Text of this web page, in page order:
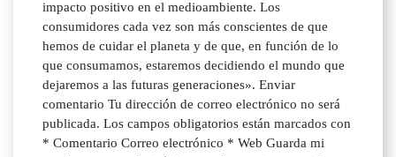
impacto positivo en el medioambiente. Los
consumidores cada vez son más conscientes de que
hemos de cuidar el planeta y de que, en función de lo
que consumamos, estaremos decidiendo el mundo que
dejaremos a las futuras generaciones». Enviar
comentario Tu dirección de correo electrónico no será
publicada. Los campos obligatorios están marcados con
* Comentario Correo electrónico * Web Guarda mi